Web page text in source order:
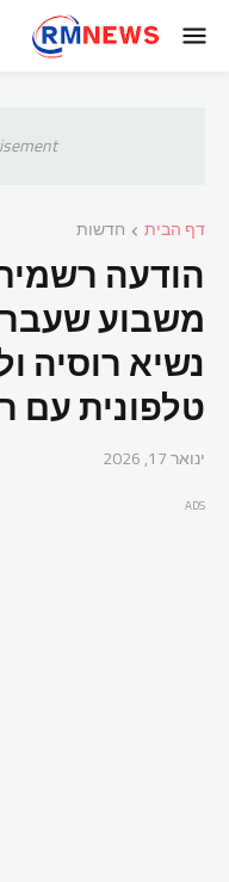
דף הבית חדשות
הודעה
נשיא רוסיה
טלפונית
ינואר 17, 2026
ADS